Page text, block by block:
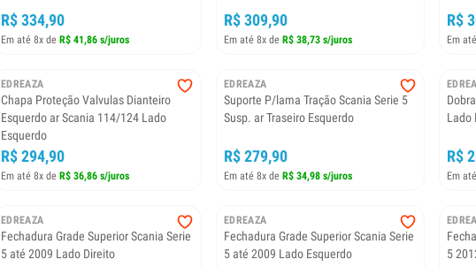
R$ 334,90
Em até 8x de R$ 41,86 s/juros
R$ 309,90
Em até 8x de R$ 38,73 s/juros
R$
Em
EDREAZA
Chapa Proteção Valvulas Dianteiro
Esquerdo ar Scania 114/124 Lado
Esquerdo
R$ 294,90
Em até 8x de R$ 36,86 s/juros
EDREAZA
Suporte P/lama Tração Scania Serie 5
Susp. ar Traseiro Esquerdo
R$ 279,90
Em até 8x de R$ 34,98 s/juros
Lado
R$
Em
EDREAZA
Fechadura Grade Superior Scania Serie
5 até 2009 Lado Direito
EDREAZA
Fechadura Grade Superior Scania Serie
5 até 2009 Lado Esquerdo
5